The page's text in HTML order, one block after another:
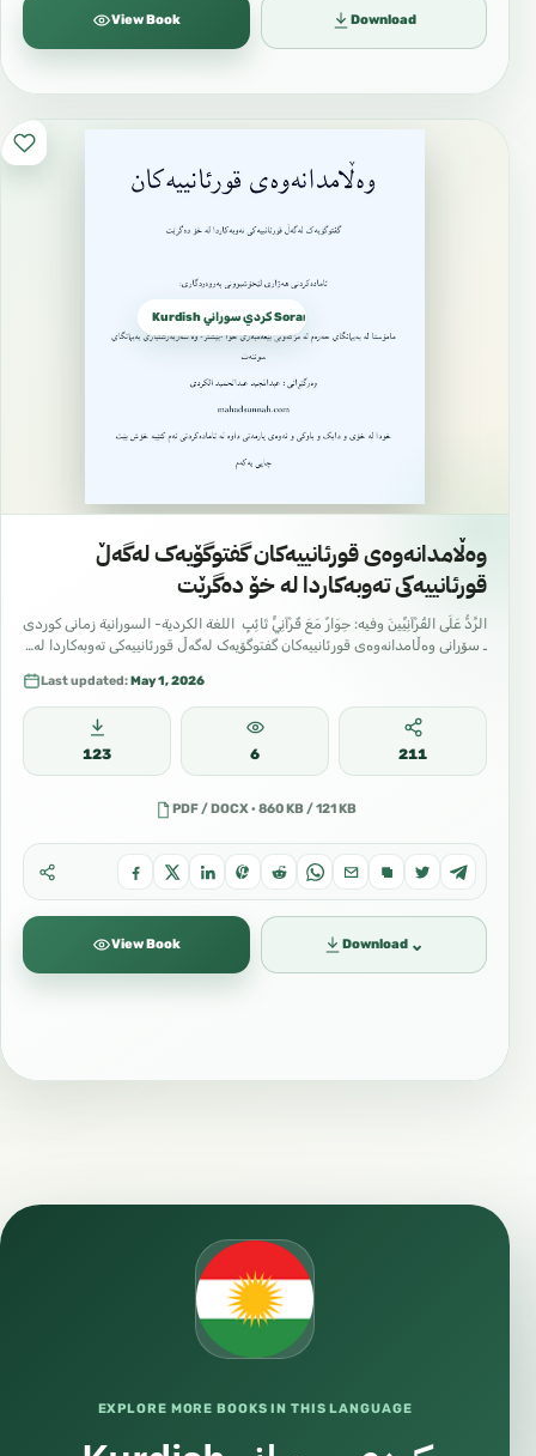
View Book Download
Kurdish كردي سوراني Sorani dialect
وەڵامدانەوەی قورئانییەکان گفتوگۆیەک لەگەڵ
قورئانییەکی تەوبەكاردا لە خۆ دەگرێت
الرَّدُّ عَلَى القُرْآنِيِّينَ وفيه: حِوَارٌ مَعَ قُرْآنِيٍّ تَائِبٍ اللغة الكردية- السورانية زمانی کوردی
ـ سۆرانی وەڵامدانەوەی قورئانییەکان گفتوگۆیەک لەگەڵ قورئانییەکی تەوبەكاردا لە…
Last updated:May 1, 2026
123 6 211
PDF / DOCX · 860 KB / 121 KB
View Book Download ⌄
EXPLORE MORE BOOKS IN THIS LANGUAGE